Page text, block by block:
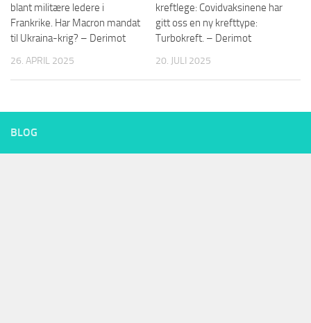
blant militære ledere i
Frankrike. Har Macron mandat
til Ukraina-krig? – Derimot
26. APRIL 2025
kreftlege: Covidvaksinene har
gitt oss en ny krefttype:
Turbokreft. – Derimot
20. JULI 2025
BLOG